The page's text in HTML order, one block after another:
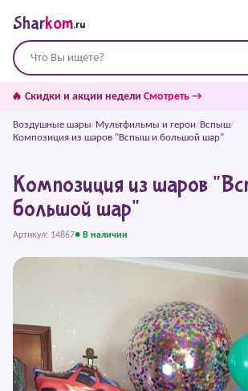
Sharkom.ru
🔥 Скидки и акции недели Смотреть →
Воздушные шары/Мультфильмы и герои/Вспыш/
Композиция из шаров "Вспыш и большой шар"
Композиция из шаров
большой шар"
Артикул: 14867● В наличии